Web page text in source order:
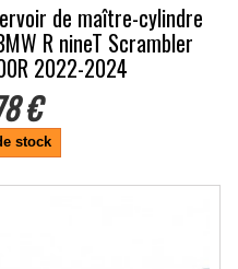
de maître-cylindre
R nineT Scrambler
2022-2024
€
stock